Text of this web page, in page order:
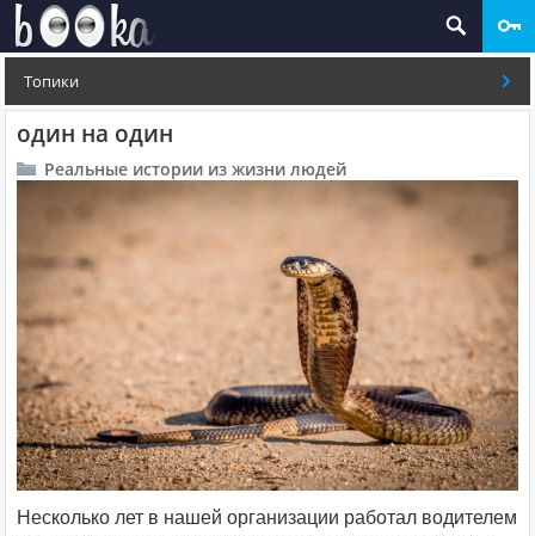
Топики
один на один
Реальные истории из жизни людей
Несколько лет в нашей организации работал водителем